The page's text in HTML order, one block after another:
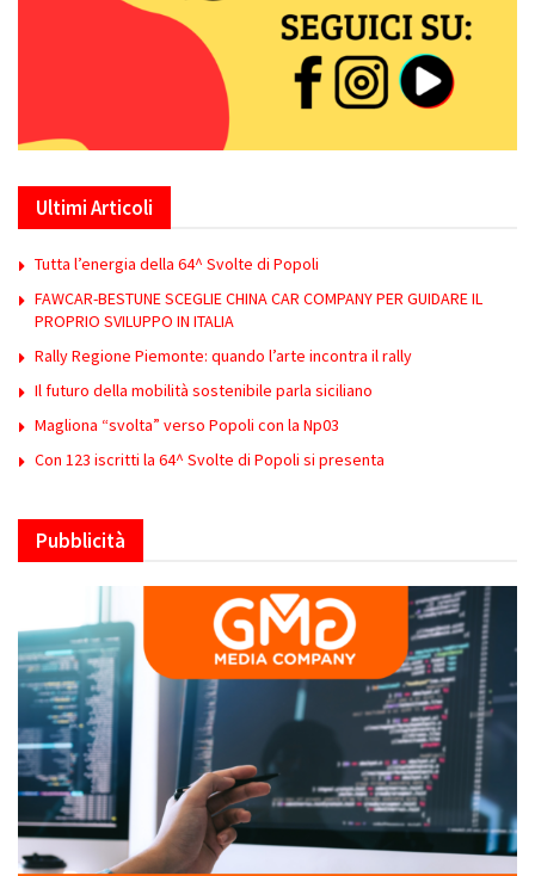
Ultimi Articoli
Tutta l’energia della 64^ Svolte di Popoli
FAWCAR-BESTUNE SCEGLIE CHINA CAR COMPANY PER GUIDARE IL
PROPRIO SVILUPPO IN ITALIA
Rally Regione Piemonte: quando l’arte incontra il rally
Il futuro della mobilità sostenibile parla siciliano
Magliona “svolta” verso Popoli con la Np03
Con 123 iscritti la 64^ Svolte di Popoli si presenta
Pubblicità